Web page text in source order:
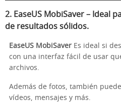
2. EaseUS MobiSaver – Ideal
de resultados sólidos.
EaseUS MobiSaver Es ideal si
con una interfaz fácil de usar
archivos.
Además de fotos, también
vídeos, mensajes y más.